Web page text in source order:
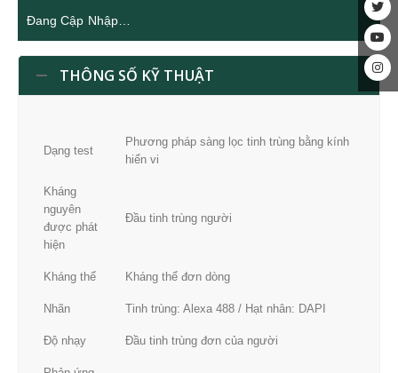
Đang Cập Nhập…
THÔNG SỐ KỸ THUẬT
Dạng test
Phương pháp sàng lọc tinh trùng bằng kính
hiển vi
Kháng
nguyên
được phát
hiện
Đầu tinh trùng người
Kháng thể Kháng thể đơn dòng
Nhãn Tinh trùng: Alexa 488 / Hạt nhân: DAPI
Độ nhạy Đầu tinh trùng đơn của người